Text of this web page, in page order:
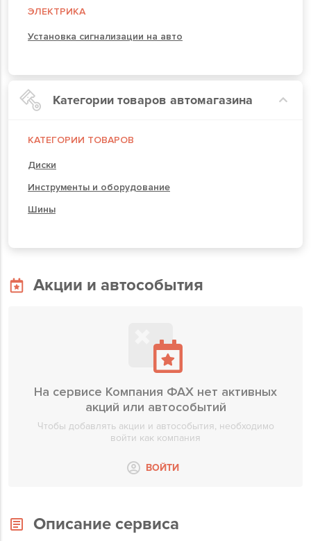
ЭЛЕКТРИКА
Установка сигнализации на авто
Категории товаров автомагазина
КАТЕГОРИИ ТОВАРОВ
Диски
Инструменты и оборудование
Шины
Акции и автособытия
На сервисе Компания ФАХ нет активных
акций или автособытий
Чтобы добавлять акции и автособытия, необходимо
войти как компания
ВОЙТИ
Описание сервиса